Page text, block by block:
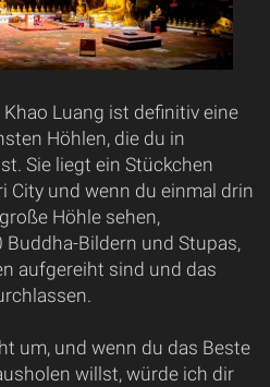
Luang ist definitiv eine
Höhlen, die du in
Sie liegt ein Stückchen
City und wenn du einmal drin
Höhle sehen,
Bildern und Stupas,
aufgereiht sind und das
um, und wenn du das Beste
willst, würde ich dir